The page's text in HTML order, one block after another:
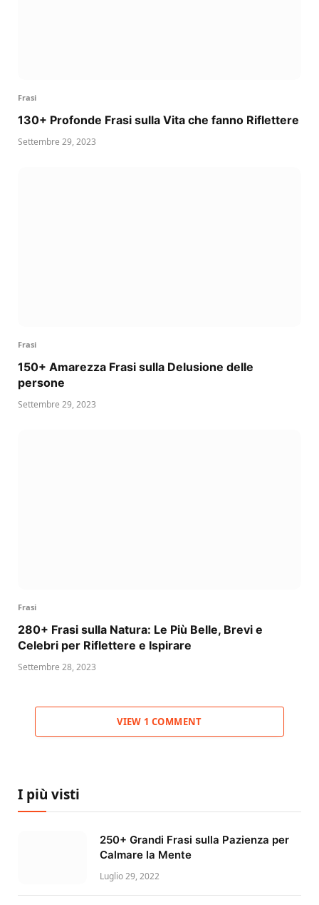
Frasi
130+ Profonde Frasi sulla Vita che fanno Riflettere
Settembre 29, 2023
Frasi
150+ Amarezza Frasi sulla Delusione delle
persone
Settembre 29, 2023
Frasi
280+ Frasi sulla Natura: Le Più Belle, Brevi e
Celebri per Riflettere e Ispirare
Settembre 28, 2023
VIEW 1 COMMENT
I più visti
250+ Grandi Frasi sulla Pazienza per
Calmare la Mente
Luglio 29, 2022